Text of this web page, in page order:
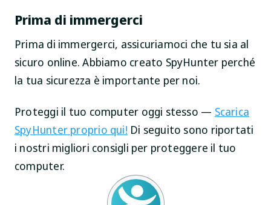
Prima di immergerci
Prima di immergerci, assicuriamoci che tu sia al
sicuro online. Abbiamo creato SpyHunter perché
la tua sicurezza è importante per noi.
Proteggi il tuo computer oggi stesso — Scarica
SpyHunter proprio qui! Di seguito sono riportati
i nostri migliori consigli per proteggere il tuo
computer.